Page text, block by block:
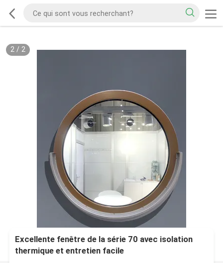
2/ 2
Excellente fenêtre de la série 70 avec isolation
thermique et entretien facile